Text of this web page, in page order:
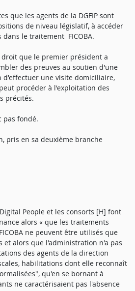
que les agents de la DGFIP sont
de niveau législatif, à accéder
dans le traitement FICOBA.
droit que le premier président a
des preuves au soutien d'une
d'effectuer une visite domiciliaire,
procéder à l'exploitation des
précités.
pas fondé.
pris en sa deuxième branche
People et les consorts [H] font
alors « que les traitements
FICOBA ne peuvent être utilisés que
et alors que l'administration n'a pas
des agents de la direction
habilitations dont elle reconnaît
qu'en se bornant à
ne caractérisaient pas l'absence